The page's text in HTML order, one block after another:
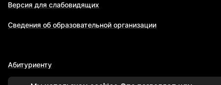
Версия для слабовидящих
Сведения об образовательной организации
Абитуриенту